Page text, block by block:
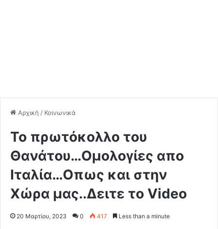
Αρχική / Κοινωνικά
Το πρωτόκολλο του
Θανάτου…Ομολογίες απο
Ιταλία…Οπως και στην
Χώρα μας..Δειτε το Video
20 Μαρτίου, 2023 0 417 Less than a minute